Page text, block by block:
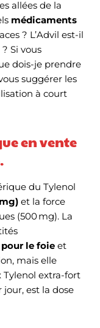
allées de la
médicaments
? L’Advil est-il
Si vous
dois-je prendre
suggérer les
à court
en vente
du Tylenol
et la force
(500 mg). La
pour le foie et
mais elle
Tylenol extra-fort
jour, est la dose